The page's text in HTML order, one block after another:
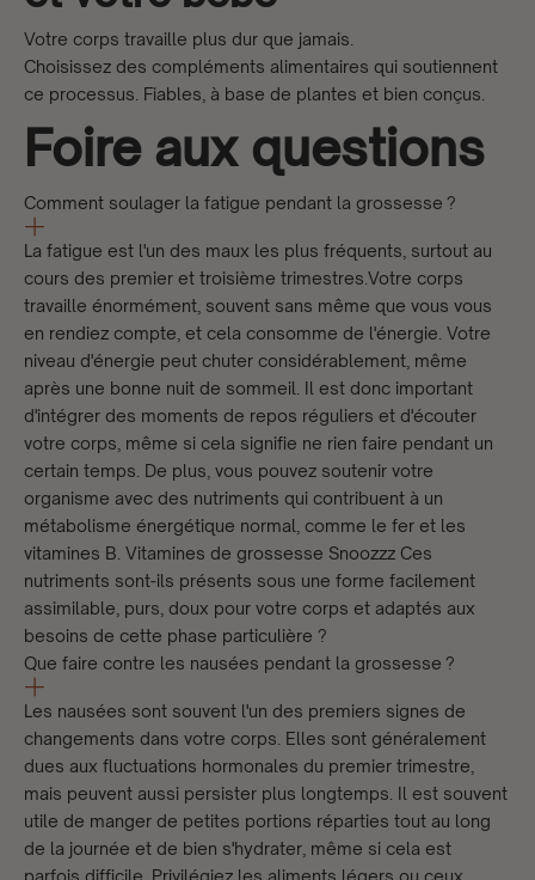
Votre corps travaille plus dur que jamais.
Choisissez des compléments alimentaires qui soutiennent
ce processus. Fiables, à base de plantes et bien conçus.
Foire aux questions
Comment soulager la fatigue pendant la grossesse ?
La fatigue est l'un des maux les plus fréquents, surtout au
cours des premier et troisième trimestres.Votre corps
travaille énormément, souvent sans même que vous vous
en rendiez compte, et cela consomme de l'énergie. Votre
niveau d'énergie peut chuter considérablement, même
après une bonne nuit de sommeil. Il est donc important
d'intégrer des moments de repos réguliers et d'écouter
votre corps, même si cela signifie ne rien faire pendant un
certain temps. De plus, vous pouvez soutenir votre
organisme avec des nutriments qui contribuent à un
métabolisme énergétique normal, comme le fer et les
vitamines B. Vitamines de grossesse Snoozzz Ces
nutriments sont-ils présents sous une forme facilement
assimilable, purs, doux pour votre corps et adaptés aux
besoins de cette phase particulière ?
Que faire contre les nausées pendant la grossesse ?
Les nausées sont souvent l'un des premiers signes de
changements dans votre corps. Elles sont généralement
dues aux fluctuations hormonales du premier trimestre,
mais peuvent aussi persister plus longtemps. Il est souvent
utile de manger de petites portions réparties tout au long
de la journée et de bien s'hydrater, même si cela est